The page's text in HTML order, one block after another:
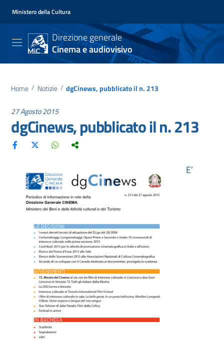
Ministero della Cultura
Direzione generale
Cinema e audiovisivo
Home / Notizie / dgCinews, pubblicato il n. 213
27 Agosto 2015
dgCinews, pubblicato il n. 213
E’